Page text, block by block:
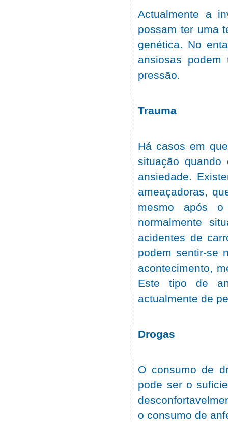
Actualmente a
possam ter uma
genética. No
ansiosas podem
pressão.
Trauma
Há casos em
situação
ansiedade.
ameaçadoras,
mesmo após o
normalmente
acidentes de
podem sentir-se
acontecimento,
Este tipo de
actualmente de
Drogas
O consumo de
pode ser o
o consumo de